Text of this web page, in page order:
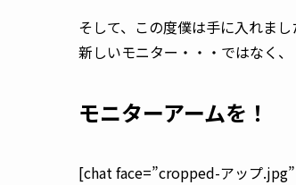
そして、この度僕は手に入れまし
新しいモニター・・・ではなく、
モニターアームを！
[chat face=”cropped-アップ